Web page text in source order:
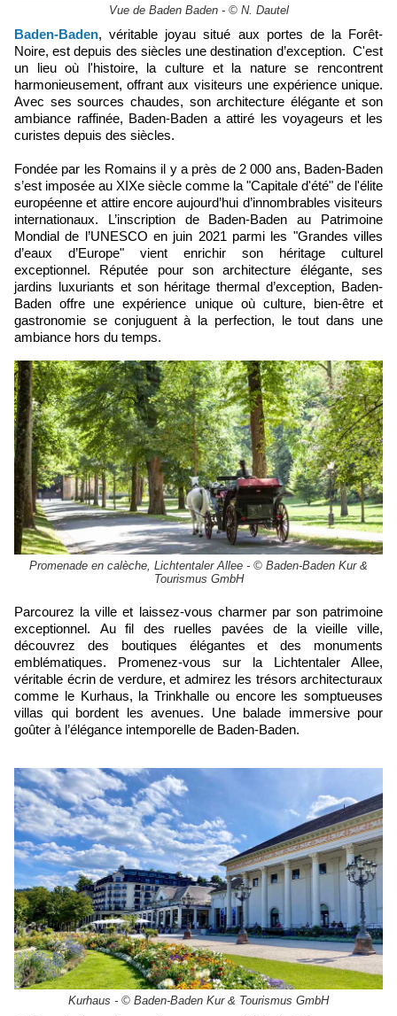
Vue de Baden Baden - © N. Dautel
Baden-Baden, véritable joyau situé aux portes de la Forêt-
Noire, est depuis des siècles une destination d’exception. C'est
un lieu où l'histoire, la culture et la nature se rencontrent
harmonieusement, offrant aux visiteurs une expérience unique.
Avec ses sources chaudes, son architecture élégante et son
ambiance raffinée, Baden-Baden a attiré les voyageurs et les
curistes depuis des siècles.
Fondée par les Romains il y a près de 2 000 ans, Baden-Baden
s’est imposée au XIXe siècle comme la "Capitale d'été" de l'élite
européenne et attire encore aujourd’hui d’innombrables visiteurs
internationaux. L’inscription de Baden-Baden au Patrimoine
Mondial de l’UNESCO en juin 2021 parmi les "Grandes villes
d’eaux d’Europe" vient enrichir son héritage culturel
exceptionnel. Réputée pour son architecture élégante, ses
jardins luxuriants et son héritage thermal d’exception, Baden-
Baden offre une expérience unique où culture, bien-être et
gastronomie se conjuguent à la perfection, le tout dans une
ambiance hors du temps.
Promenade en calèche, Lichtentaler Allee - © Baden-Baden Kur &
Tourismus GmbH
Parcourez la ville et laissez-vous charmer par son patrimoine
exceptionnel. Au fil des ruelles pavées de la vieille ville,
découvrez des boutiques élégantes et des monuments
emblématiques. Promenez-vous sur la Lichtentaler Allee,
véritable écrin de verdure, et admirez les trésors architecturaux
comme le Kurhaus, la Trinkhalle ou encore les somptueuses
villas qui bordent les avenues. Une balade immersive pour
goûter à l’élégance intemporelle de Baden-Baden.
Kurhaus - © Baden-Baden Kur & Tourismus GmbH